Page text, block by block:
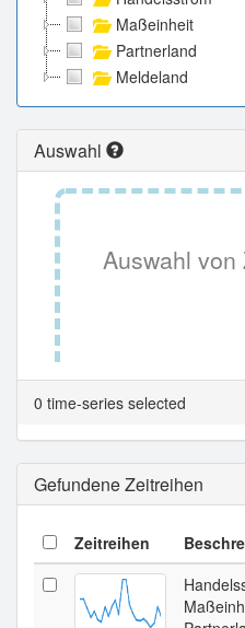
Maßeinheit
Partnerland
Meldeland
Auswahl
Auswahl
0 time-series selected
Gefundene Zeitreihen
Zeitreihen